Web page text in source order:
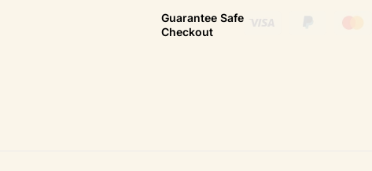
Guarantee Safe
Checkout